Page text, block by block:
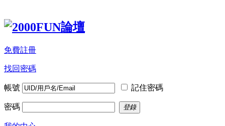
免費註冊
找回密碼
帳號 記住密碼
密碼 登錄